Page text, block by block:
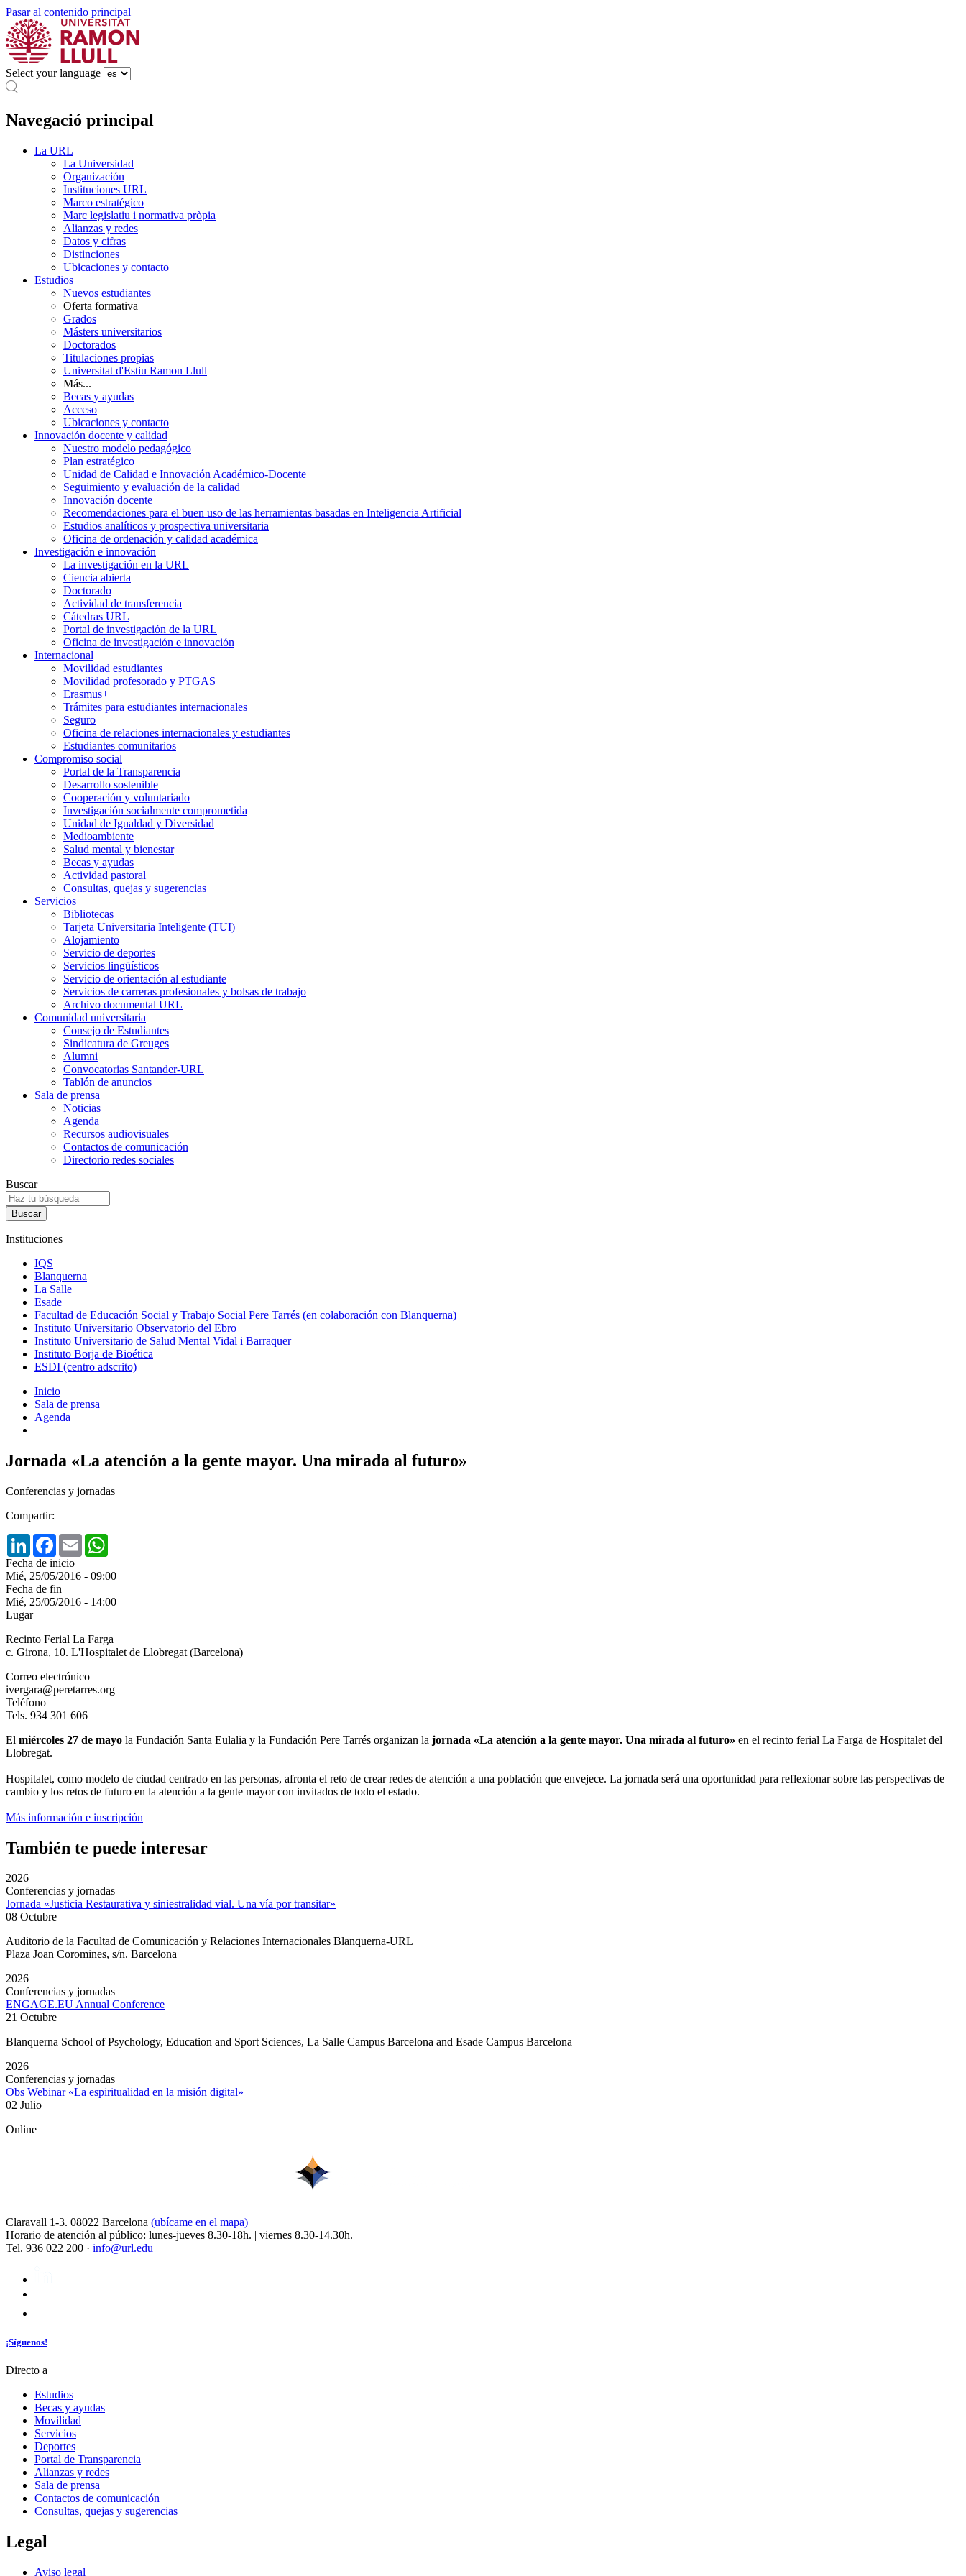
Pasar al contenido principal
Select your language
Navegació principal
La URL
La Universidad
Organización
Instituciones URL
Marco estratégico
Marc legislatiu i normativa pròpia
Alianzas y redes
Datos y cifras
Distinciones
Ubicaciones y contacto
Estudios
Nuevos estudiantes
Oferta formativa
Grados
Másters universitarios
Doctorados
Titulaciones propias
Universitat d'Estiu Ramon Llull
Más...
Becas y ayudas
Acceso
Ubicaciones y contacto
Innovación docente y calidad
Nuestro modelo pedagógico
Plan estratégico
Unidad de Calidad e Innovación Académico-Docente
Seguimiento y evaluación de la calidad
Innovación docente
Recomendaciones para el buen uso de las herramientas basadas en Inteligencia Artificial
Estudios analíticos y prospectiva universitaria
Oficina de ordenación y calidad académica
Investigación e innovación
La investigación en la URL
Ciencia abierta
Doctorado
Actividad de transferencia
Cátedras URL
Portal de investigación de la URL
Oficina de investigación e innovación
Internacional
Movilidad estudiantes
Movilidad profesorado y PTGAS
Erasmus+
Trámites para estudiantes internacionales
Seguro
Oficina de relaciones internacionales y estudiantes
Estudiantes comunitarios
Compromiso social
Portal de la Transparencia
Desarrollo sostenible
Cooperación y voluntariado
Investigación socialmente comprometida
Unidad de Igualdad y Diversidad
Medioambiente
Salud mental y bienestar
Becas y ayudas
Actividad pastoral
Consultas, quejas y sugerencias
Servicios
Bibliotecas
Tarjeta Universitaria Inteligente (TUI)
Alojamiento
Servicio de deportes
Servicios lingüísticos
Servicio de orientación al estudiante
Servicios de carreras profesionales y bolsas de trabajo
Archivo documental URL
Comunidad universitaria
Consejo de Estudiantes
Sindicatura de Greuges
Alumni
Convocatorias Santander-URL
Tablón de anuncios
Sala de prensa
Noticias
Agenda
Recursos audiovisuales
Contactos de comunicación
Directorio redes sociales
Buscar
Instituciones
IQS
Blanquerna
La Salle
Esade
Facultad de Educación Social y Trabajo Social Pere Tarrés (en colaboración con Blanquerna)
Instituto Universitario Observatorio del Ebro
Instituto Universitario de Salud Mental Vidal i Barraquer
Instituto Borja de Bioética
ESDI (centro adscrito)
Inicio
Sala de prensa
Agenda
Jornada «La atención a la gente mayor. Una mirada al futuro»
Conferencias y jornadas
Compartir:
LinkedInFacebook
Email
Fecha de inicio
Mié, 25/05/2016 - 09:00
Fecha de fin
Mié, 25/05/2016 - 14:00
Lugar
Recinto Ferial La Farga
c. Girona, 10. L'Hospitalet de Llobregat (Barcelona)
Correo electrónico
ivergara@peretarres.org
Teléfono
Tels. 934 301 606
El miércoles 27 de mayo la Fundación Santa Eulalia y la Fundación Pere Tarrés organizan la jornada «La atención a la gente mayor. Una mirada al futuro» en el recinto ferial La Farga de Hospitalet del
Llobregat.
Hospitalet, como modelo de ciudad centrado en las personas, afronta el reto de crear redes de atención a una población que envejece. La jornada será una oportunidad para reflexionar sobre las perspectivas de
cambio y los retos de futuro en la atención a la gente mayor con invitados de todo el estado.
Más información e inscripción
También te puede interesar
2026
Conferencias y jornadas
Jornada «Justicia Restaurativa y siniestralidad vial. Una vía por transitar»
08 Octubre
Auditorio de la Facultad de Comunicación y Relaciones Internacionales Blanquerna-URL
Plaza Joan Coromines, s/n. Barcelona
2026
Conferencias y jornadas
ENGAGE.EU Annual Conference
21 Octubre
Blanquerna School of Psychology, Education and Sport Sciences, La Salle Campus Barcelona and Esade Campus Barcelona
2026
Conferencias y jornadas
Obs Webinar «La espiritualidad en la misión digital»
02 Julio
Online
Claravall 1-3. 08022 Barcelona (ubícame en el mapa)
Horario de atención al público: lunes-jueves 8.30-18h. | viernes 8.30-14.30h.
Tel. 936 022 200 · info@url.edu
¡Síguenos!
Directo a
Estudios
Becas y ayudas
Movilidad
Servicios
Deportes
Portal de Transparencia
Alianzas y redes
Sala de prensa
Contactos de comunicación
Consultas, quejas y sugerencias
Legal
Aviso legal